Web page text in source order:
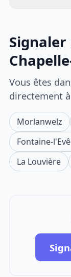
Signaler
Vous êtes
directement
Morlanwelz
Fontaine-
La Louvière